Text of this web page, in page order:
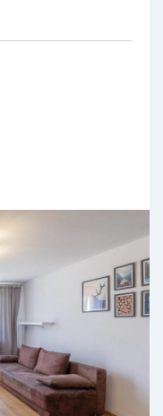
oddzielna kuchnia
codziennego
klimatyzacj...